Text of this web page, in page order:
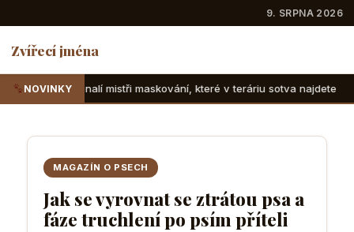
9. SRPNA 2026
Zvířecí jména
NOVINKY
maskování, které v teráriu sotva najdete
MAGAZÍN O PSECH
Jak se vyrovnat se ztrátou psa a
fáze truchlení po psím příteli